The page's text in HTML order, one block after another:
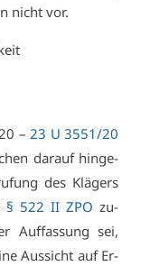
nicht vor.
– 23 U 3551/20
dar­auf hin­ge­
des Klä­gers
§ 522 II ZPO zu­
Auf­fas­sung sei,
Aus­sicht auf Er­